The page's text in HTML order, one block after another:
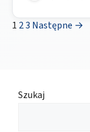
1 23 Następne →
Szukaj